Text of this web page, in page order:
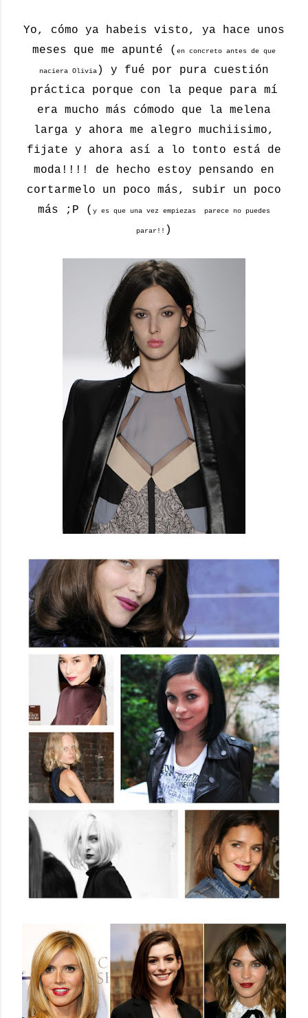
Yo, cómo ya habeis visto, ya hace unos
meses que me apunté ( en concreto antes de que
naciera Olivia ) y fué por pura cuestión
práctica porque con la peque para mí
era mucho más cómodo que la melena
larga y ahora me alegro muchiisimo,
fijate y ahora así a lo tonto está de
moda!!!! de hecho estoy pensando en
cortarmelo un poco más, subir un poco
más ;P ( y es que una vez empiezas parece no puedes
parar!! )